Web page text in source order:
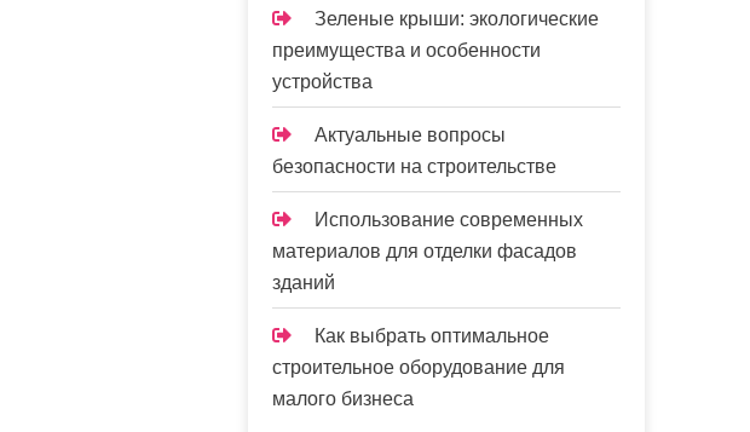
Зеленые крыши: экологические
преимущества и особенности
устройства
Актуальные вопросы
безопасности на строительстве
Использование современных
материалов для отделки фасадов
зданий
Как выбрать оптимальное
строительное оборудование для
малого бизнеса